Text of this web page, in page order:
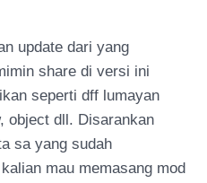
update dari yang
share di versi ini
seperti dff lumayan
object dll. Disarankan
sa yang sudah
mau memasang mod